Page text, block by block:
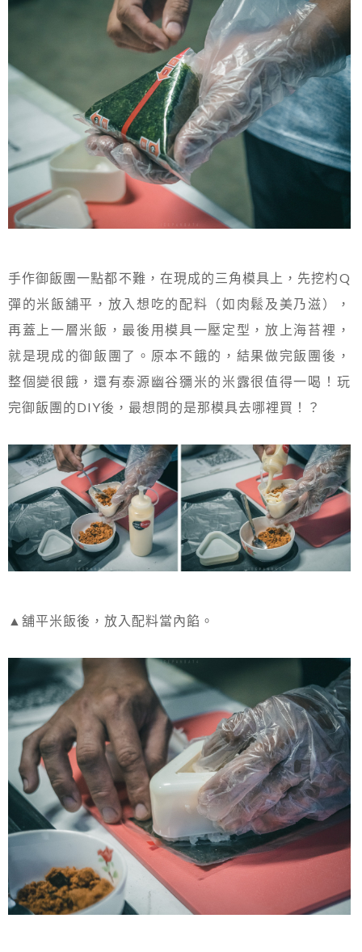
手作御飯團一點都不難，在現成的三角模具上，先挖杓Q
彈的米飯舖平，放入想吃的配料（如肉鬆及美乃滋），
再蓋上一層米飯，最後用模具一壓定型，放上海苔裡，
就是現成的御飯團了。原本不餓的，結果做完飯團後，
整個變很餓，還有泰源幽谷獼米的米露很值得一喝！玩
完御飯團的DIY後，最想問的是那模具去哪裡買！？
▲舖平米飯後，放入配料當內餡。